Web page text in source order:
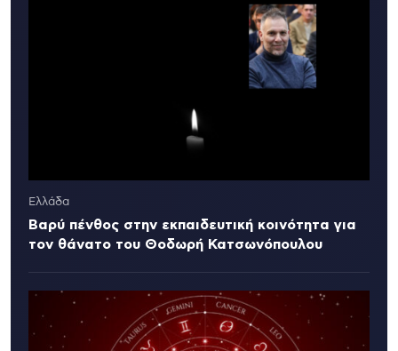
Ελλάδα
Βαρύ πένθος στην εκπαιδευτική κοινότητα για
τον θάνατο του Θοδωρή Κατσωνόπουλου